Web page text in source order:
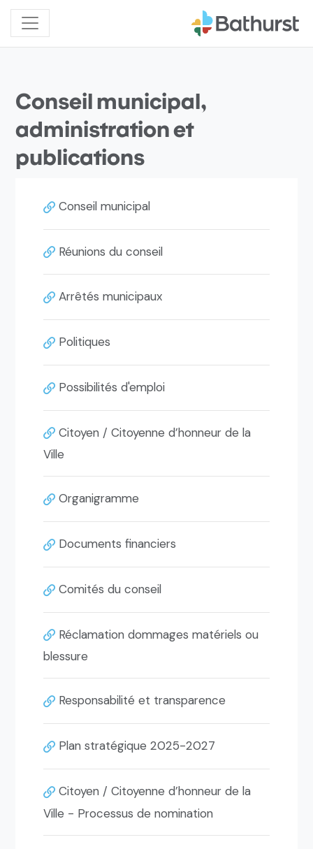
Conseil municipal,
administration et
publications
Conseil municipal
Réunions du conseil
Arrêtés municipaux
Politiques
Possibilités d'emploi
Citoyen / Citoyenne d’honneur de la
Ville
Organigramme
Documents financiers
Comités du conseil
Réclamation dommages matériels ou
blessure
Responsabilité et transparence
Plan stratégique 2025-2027
Citoyen / Citoyenne d’honneur de la
Ville - Processus de nomination